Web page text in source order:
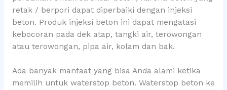
retak / berpori dapat diperbaiki dengan injeksi
beton. Produk injeksi beton ini dapat mengatasi
kebocoran pada dek atap, tangki air, terowongan
atau terowongan, pipa air, kolam dan bak.
Ada banyak manfaat yang bisa Anda alami ketika
memilih untuk waterstop beton. Waterstop beton ke